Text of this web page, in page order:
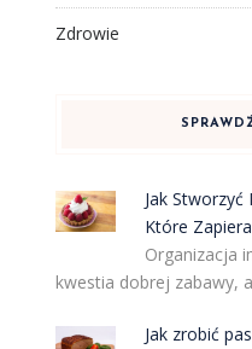
Zdrowie
Jak
Które
Organizacja
kwestia dobrej zabawy,
Jak zrobić